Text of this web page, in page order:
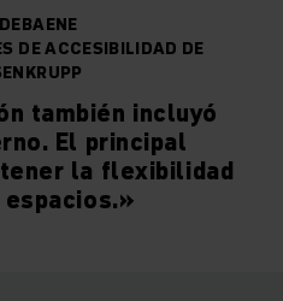
DE ACCESIBILIDAD DE
también incluyó
El principal
la flexibilidad